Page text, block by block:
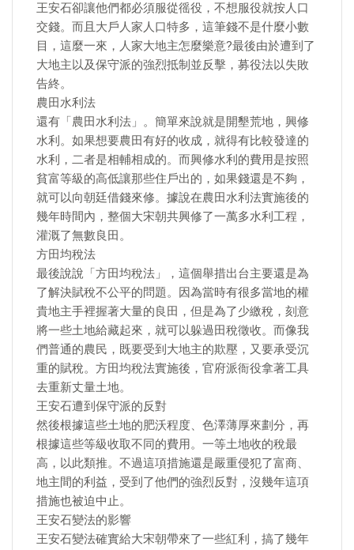
王安石卻讓他們都必須服從徭役，不想服役就按人口
交錢。而且大戶人家人口特多，這筆錢不是什麼小數
目，這麼一來，人家大地主怎麼樂意?最後由於遭到了
大地主以及保守派的強烈抵制並反擊，募役法以失敗
告終。
農田水利法
還有「農田水利法」。簡單來說就是開墾荒地，興修
水利。如果想要農田有好的收成，就得有比較發達的
水利，二者是相輔相成的。而興修水利的費用是按照
貧富等級的高低讓那些住戶出的，如果錢還是不夠，
就可以向朝廷借錢來修。據說在農田水利法實施後的
幾年時間內，整個大宋朝共興修了一萬多水利工程，
灌溉了無數良田。
方田均稅法
最後說說「方田均稅法」，這個舉措出台主要還是為
了解決賦稅不公平的問題。因為當時有很多當地的權
貴地主手裡握著大量的良田，但是為了少繳稅，刻意
將一些土地給藏起來，就可以躲過田稅徵收。而像我
們普通的農民，既要受到大地主的欺壓，又要承受沉
重的賦稅。方田均稅法實施後，官府派衙役拿著工具
去重新丈量土地。
王安石遭到保守派的反對
然後根據這些土地的肥沃程度、色澤薄厚來劃分，再
根據這些等級收取不同的費用。一等土地收的稅最
高，以此類推。不過這項措施還是嚴重侵犯了富商、
地主間的利益，受到了他們的強烈反對，沒幾年這項
措施也被迫中止。
王安石變法的影響
王安石變法確實給大宋朝帶來了一些紅利，搞了幾年